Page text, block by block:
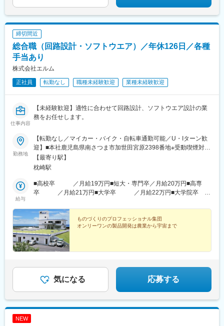
田駅、武蔵小杉駅、武蔵溝ノ口駅、生田駅(神奈川県)、鷺沼駅、柿
生駅、相模湖駅、上溝駅、下溝駅、上大岡駅、菊名駅、新横浜
関内駅、桜木町駅、京急鶴見駅、長津田駅、海老名駅(相模線)、大
船駅、茅ケ崎駅、本厚木駅、小田原駅、川崎駅、向ケ丘遊園駅、
元住吉駅、橋本駅(神奈川県)、大和駅(神奈川県)、中央林間駅、藤
沢駅、本八幡駅(総武線)、新浦安駅、新柏駅、木更津駅、南船橋
駅、浦安駅(千葉県)、国府台駅、京成八幡駅、谷津駅、幸谷駅、蘇
我駅、新千葉駅、京成西船駅、柏駅、実籾駅、スポーツセンター
駅、野田阪神駅、桜島駅、阿波座駅、朝潮橋駅、津守駅、大阪上
本町駅、芦原橋駅、福駅、だいどう豊里駅、今里駅(地下鉄)、桃谷
駅、西天下茶屋駅、三国駅(大阪府)、横堤駅、住ノ江駅、喜連瓜破
駅、大阪梅田駅(阪急線)、堺筋本町駅、堺駅、深井駅、石津川駅、
栂・美木多駅、新金岡駅、北野田駅、石橋阪大前駅、大阪城北詰
駅、なんば駅(地下鉄)、西大橋駅、弁天町駅、北千里駅、曽根駅
(大阪府)、南摂津駅、大日駅、長堀橋駅、枚方公園駅、高槻駅、り
んくうタウン駅、八尾南駅、千里中央駅(北大阪急行)、古川橋駅、
伏見桃山駅、馬堀駅、淀駅、松井山手駅、常盤駅(京都府)、西京極
条駅(京都市営)、上鳥羽口駅、貴船口駅、桃山駅、大池駅、中埠頭
駅、星の駅、岡本駅(兵庫県)、滝の茶屋駅、湊川公園駅、山陽天満
駅、旧居留地・大丸前駅、三木駅(神戸電鉄線)、本竜野駅、仁川
駅、伊保駅、加太駅(和歌山県)、学園都市駅、春日野道駅(阪神
線)、西代駅、箕谷駅、夢前川駅、中山寺駅、大久保駅(兵庫県)、
学研奈良登美ケ丘駅、近江八幡駅、草津駅(滋賀県)、石山駅、近江
駅、遠賀野駅、花畑駅、宇美駅、行橋駅、赤間駅、西鉄柳川駅、
筑前前原駅、蒲池駅(福岡県)、飯塚駅、大保駅、笹原駅、瀬高駅、
春日原駅、羽犬塚駅、上伊田駅、筑豊中間駅、大牟田駅、甘木駅
光の森駅、八代駅、鳥栖駅、武雄温泉駅、宮崎駅、西都城駅、上
締切間近
総合職（回路設計・ソフトウエア）／年休126日／各種
手当あり
株式会社エルム
正社員 転勤なし 職種未経験歓迎 業種未経験歓迎
仕事内容
【未経験歓迎】適性に合わせて回路設計、ソフトウエア設計の業
務をお任せします。
勤務地
【転勤なし／マイカー・バイク・自転車通勤可能／U・Iターン歓
迎】■本社鹿児島県南さつま市加世田宮原2398番地※受動喫煙対
策：屋内禁煙＜U・Iターン歓迎＞社員の約4割が県外からの転入や
帰郷メンバーです。東京から転職してきた社員もいます！大自然
【最寄り駅】
枕崎駅
給与
■高校卒 ／月給19万円■短大・専門卒／月給20万円■高専
卒 ／月給21万円■大学卒 ／月給22万円■大学院卒
経験やスキルによって決定します。
ものづくりのプロフェッショナル集団
オンリーワンの製品開発は農業から宇宙まで
気になる 応募する
NEW